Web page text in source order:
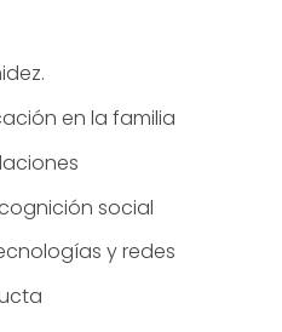
en la familia
social
y redes